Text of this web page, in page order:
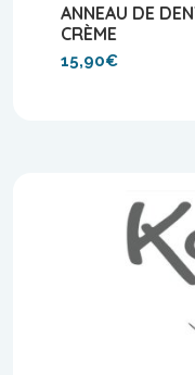
ANNEAU DE
CRÈME
15,90€